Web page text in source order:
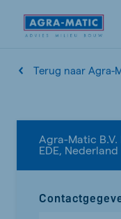
Terug naar Agra-
Agra-Matic
EDE, Nederland